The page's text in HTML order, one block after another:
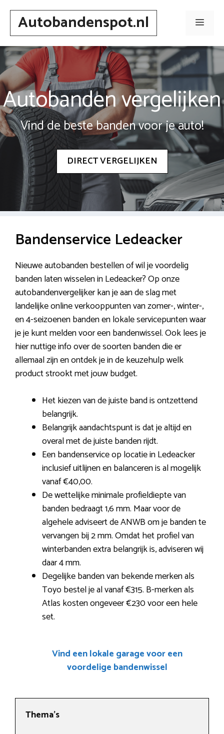
Spring
inhoudAutobandenspot.nl Menu
Autobanden vergelijken
Vind de beste banden voor je auto!
DIRECT VERGELIJKEN
Bandenservice Ledeacker
Nieuwe autobanden bestellen of wil je voordelig
banden laten wisselen in Ledeacker? Op onze
autobandenvergelijker kan je aan de slag met
landelijke online verkooppunten van zomer-, winter-,
en 4-seizoenen banden en lokale servicepunten waar
je je kunt melden voor een bandenwissel. Ook lees je
hier nuttige info over de soorten banden die er
allemaal zijn en ontdek je in de keuzehulp welk
product strookt met jouw budget.
Het kiezen van de juiste band is ontzettend
belangrijk.
Belangrijk aandachtspunt is dat je altijd en
overal met de juiste banden rijdt.
Een bandenservice op locatie in Ledeacker
inclusief uitlijnen en balanceren is al mogelijk
vanaf €40,00.
De wettelijke minimale profieldiepte van
banden bedraagt 1,6 mm. Maar voor de
algehele adviseert de ANWB om je banden te
vervangen bij 2 mm. Omdat het profiel van
winterbanden extra belangrijk is, adviseren wij
daar 4 mm.
Degelijke banden van bekende merken als
Toyo bestel je al vanaf €315. B-merken als
Atlas kosten ongeveer €230 voor een hele
set.
Vind een lokale garage voor een
voordelige bandenwissel
Thema’s